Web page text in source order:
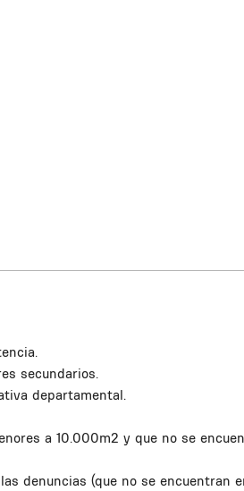
secundarios.
departamental.
a 10.000m2 y que no se
denuncias (que no se encuentran